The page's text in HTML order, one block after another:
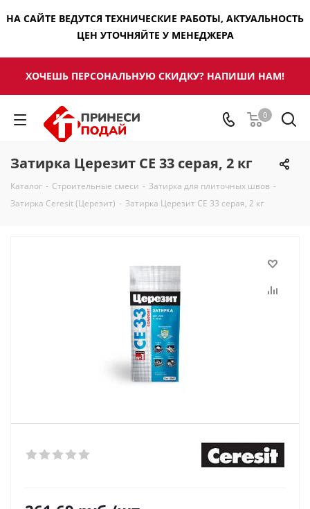
НА САЙТЕ ВЕДУТСЯ ТЕХНИЧЕСКИЕ РАБОТЫ, АКТУАЛЬНОСТЬ
ЦЕН УТОЧНЯЙТЕ У МЕНЕДЖЕРА
ХОЧЕШЬ ПЕРСОНАЛЬНУЮ СКИДКУ? НАПИШИ НАМ!
0
Затирка Церезит CE 33 серая, 2 кг
Каталог - Строительные смеси - Затирка для плиточных швов -
Затирка Ceresit (Церезит) - Затирка Церезит CE 33 серая, 2 кг